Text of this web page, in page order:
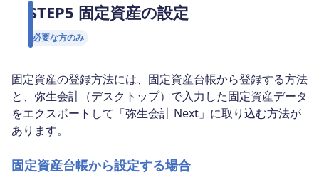
STEP5 固定資産の設定
必要な方のみ
固定資産の登録方法には、固定資産台帳から登録する方法
と、弥生会計（デスクトップ）で入力した固定資産データ
をエクスポートして「弥生会計 Next」に取り込む方法が
あります。
固定資産台帳から設定する場合